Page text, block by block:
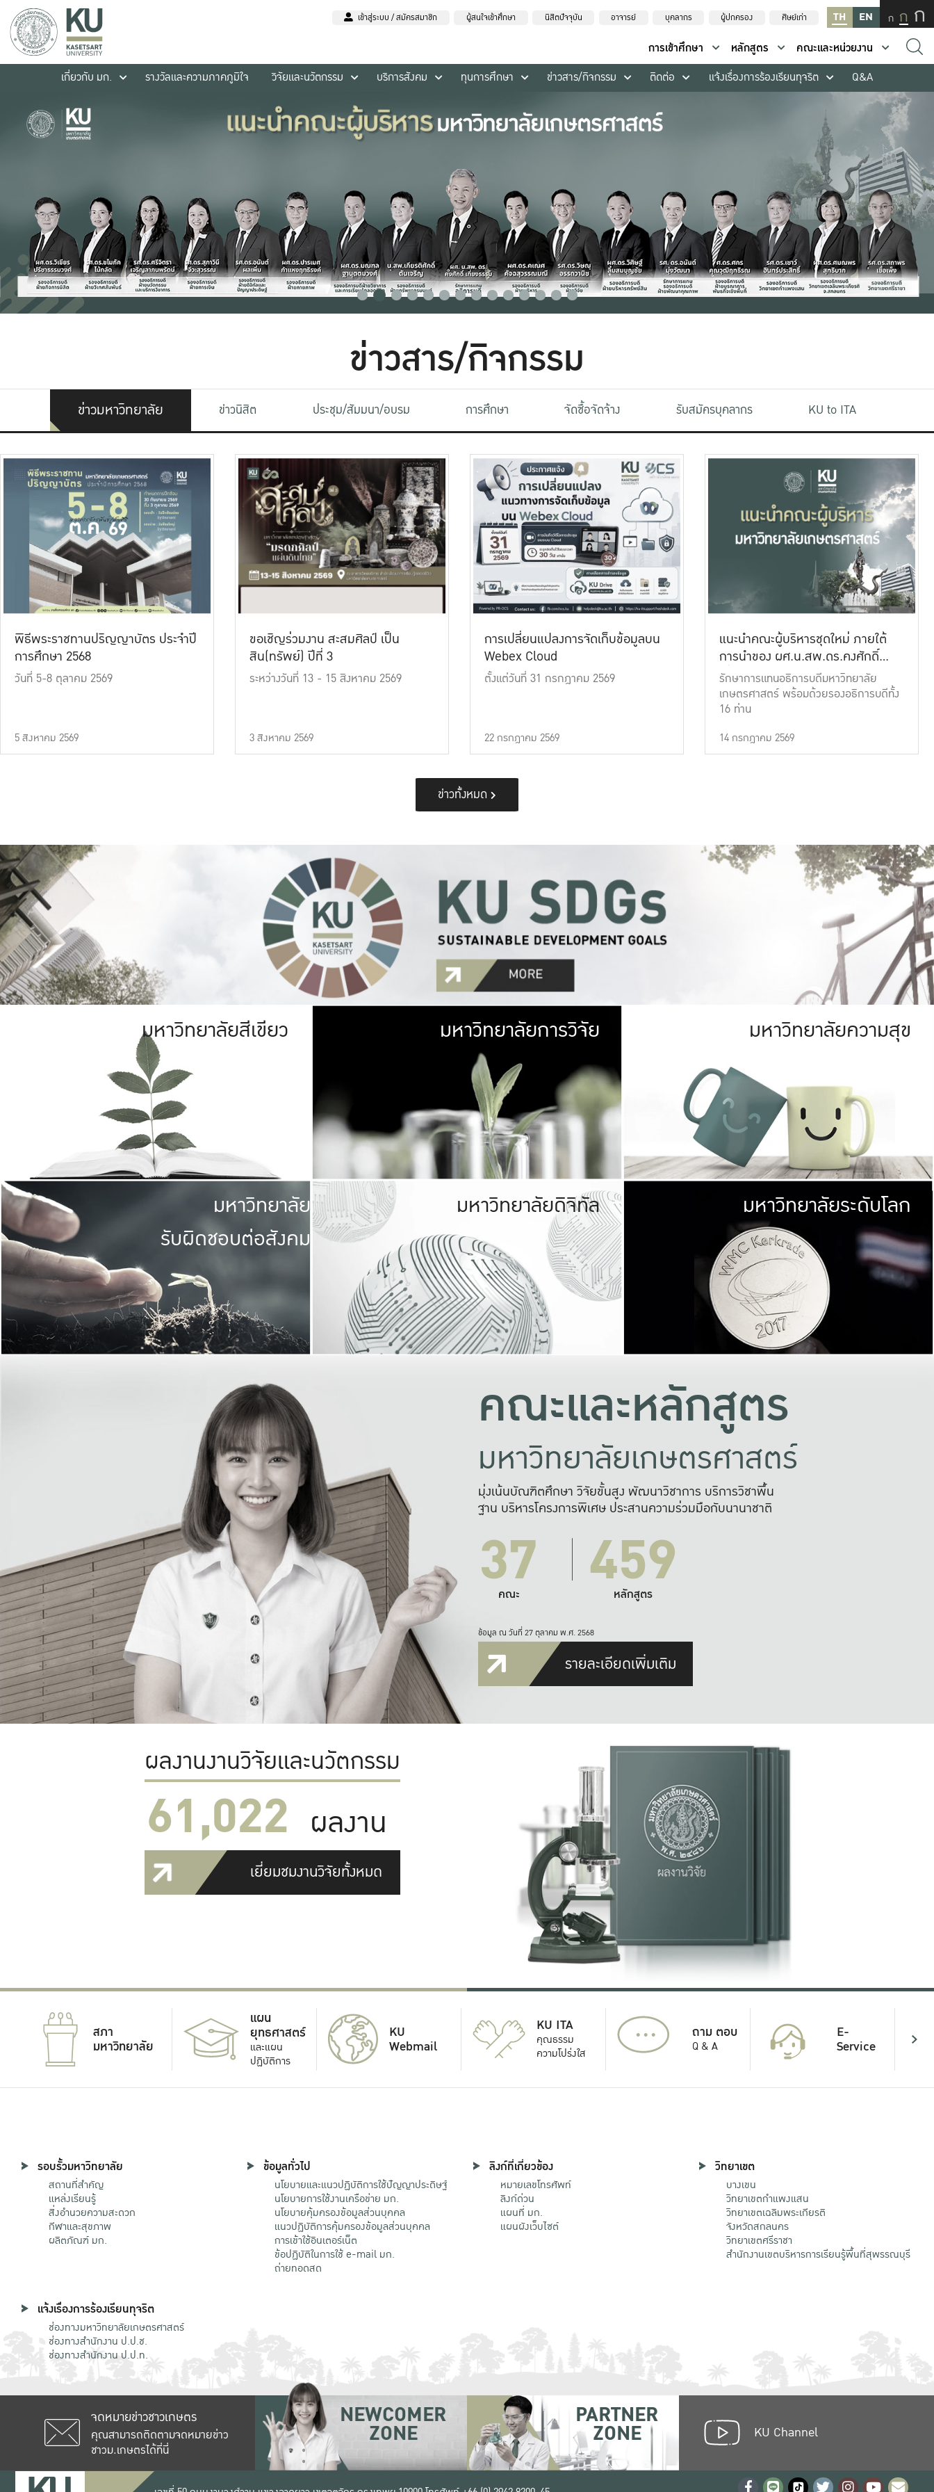
เข้าสู่ระบบ / สมัครสมาชิก ผู้สนใจเข้าศึกษา นิสิตปัจจุบัน อาจารย์ บุคลากร ผู้ปกครอง ศิษย์เก่า TH EN ก ก ก
การเข้าศึกษา หลักสูตร
คณะและหน่วยงาน
เกี่ยวกับ มก.
รางวัลและความภาคภูมิใจ วิจัยและนวัตกรรม บริการสังคม ทุนการศึกษา ข่าวสาร/กิจกรรม ติดต่อ แจ้งเรื่องการร้องเรียนทุจริต Q&A
ข่าวสาร/กิจกรรม
ข่าวมหาวิทยาลัย ข่าวนิสิต ประชุม/สัมมนา/อบรม การศึกษา จัดซื้อจัดจ้าง รับสมัครบุคลากร KU to ITA
พิธีพระราชทานปริญญาบัตร ประจำปี
การศึกษา 2568
วันที่ 5-8 ตุลาคม 2569
5 สิงหาคม 2569
ขอเชิญร่วมงาน สะสมศิลป์ เป็น
สิน(ทรัพย์) ปีที่ 3
ระหว่างวันที่ 13 - 15 สิงหาคม 2569
3 สิงหาคม 2569
การเปลี่ยนแปลงการจัดเก็บข้อมูลบน
Webex Cloud
ตั้งแต่วันที่ 31 กรกฎาคม 2569
22 กรกฎาคม 2569
แนะนำคณะผู้บริหารชุดใหม่ ภายใต้
การนำของ ผศ.น.สพ.ดร.คงศักดิ์
เที่ยงธรรม
รักษาการแทนอธิการบดีมหาวิทยาลัย
เกษตรศาสตร์ พร้อมด้วยรองอธิการบดีทั้ง
16 ท่าน
14 กรกฎาคม 2569
ข่าวทั้งหมด
มหาวิทยาลัยสีเขียว มหาวิทยาลัย
เกษตรศาสตร์ มีพื้นที่เขียวสดใส หนาแน่น
เป็นป่าในเมือง (URBAN FOREST)
เกษตรในเมือง (URBAN AGRICULTURE)
ที่นับรวมกันได้ประมาณ 1,400 ไร่
มหาวิทยาลัยการวิจัย มหาวิทยาลัย
ให้กับประชาชน
มหาวิทยาลัยความสุข
มหาวิทยาลัย
รับผิดชอบต่อสังคม
มหาวิทยาลัยรับผิดชอบต่อสังคม
ร่วมมือกับชุมชน เพื่อความกินดีอยู่ดี
และความสุขอย่างยั่งยืน
มองปัญหาในภาพกว้าง
แก้ไขจากปัญหาจุดเล็กๆ
มหาวิทยาลัยดิจิทัล มหาวิทยา
พร้อมที่จ
และผลักดันในการใช้ระบบส
เพื่อการทำงานแ
มหาวิทยาลัยระดับโลก
คณะและหลักสูตร
มหาวิทยาลัยเกษตรศาสตร์
มุ่งเน้นบัณฑิตศึกษา วิจัยขั้นสูง พัฒนาวิชาการ บริการวิชาพื้น
ฐาน บริหารโครงการพิเศษ ประสานความร่วมมือกับนานาชาติ
37
คณะ 459
หลักสูตร
ข้อมูล ณ วันที่ 27 ตุลาคม พ.ศ. 2568
รายละเอียดเพิ่มเติม
ผลงานงานวิจัยและนวัตกรรม
61,022 ผลงาน
เยี่ยมชมงานวิจัยทั้งหมด
สภา
มหาวิทยาลัย
แผน
ยุทธศาสตร์
และแผน
ปฏิบัติการ
KU
Webmail
KU ITA
คุณธรรม
ความโปร่งใส
... ถาม ตอบ
Q & A
E-
Service
รอบรั้วมหาวิทยาลัย
สถานที่สำคัญ
แหล่งเรียนรู้
สิ่งอำนวยความสะดวก
กีฬาและสุขภาพ
ผลิตภัณฑ์ มก.
ข้อมูลทั่วไป
นโยบายและแนวปฏิบัติการใช้ปัญญาประดิษฐ์
นโยบายการใช้งานเครือข่าย มก.
นโยบายคุ้มครองข้อมูลส่วนบุคคล
แนวปฏิบัติการคุ้มครองข้อมูลส่วนบุคคล
การเข้าใช้อินเตอร์เน็ต
ข้อปฏิบัติในการใช้ e-mail มก.
ถ่ายทอดสด
ลิงก์ที่เกี่ยวข้อง
หมายเลขโทรศัพท์
ลิงก์ด่วน
แผนที่ มก.
แผนผังเว็บไซต์
วิทยาเขต
บางเขน
วิทยาเขตกําแพงแสน
วิทยาเขตเฉลิมพระเกียรติ
จังหวัดสกลนคร
วิทยาเขตศรีราชา
สำนักงานเขตบริหารการเรียนรู้พื้นที่สุพรรณบุรี
แจ้งเรื่องการร้องเรียนทุจริต
ช่องทางมหาวิทยาลัยเกษตรศาสตร์
ช่องทางสำนักงาน ป.ป.ช.
ช่องทางสำนักงาน ป.ป.ท.
จดหมายข่าวชาวเกษตร
คุณสามารถติดตามจดหมายข่าว
ชาวม.เกษตรได้ที่นี่
NEWCOMER
ZONE
PARTNER
ZONE KU Channel